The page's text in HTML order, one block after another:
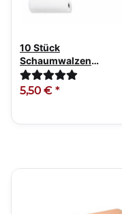
10 Stück
Schaumwalzen
Lackierwalzen 11cm
gerade
5,50 € *